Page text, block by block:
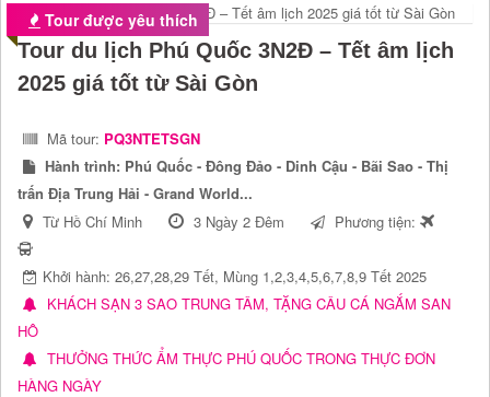
Tour được yêu thích
Tour du lịch Phú Quốc 3N2Đ – Tết âm lịch
2025 giá tốt từ Sài Gòn
Mã tour: PQ3NTETSGN
Hành trình: Phú Quốc - Đông Đảo - Dinh Cậu - Bãi Sao - Thị
trấn Địa Trung Hải - Grand World...
Từ Hồ Chí Minh
3 Ngày 2 Đêm Phương tiện:
Khởi hành: 26,27,28,29 Tết, Mùng 1,2,3,4,5,6,7,8,9 Tết 2025
KHÁCH SẠN 3 SAO TRUNG TÂM, TẶNG CÂU CÁ NGẮM SAN
HÔ
THƯỞNG THỨC ẨM THỰC PHÚ QUỐC TRONG THỰC ĐƠN
HÀNG NGÀY